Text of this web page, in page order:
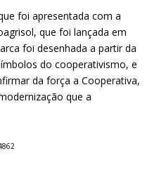
foi apresentada com a
que foi lançada em
foi desenhada a partir da
do cooperativismo, e
da força a Cooperativa,
que a